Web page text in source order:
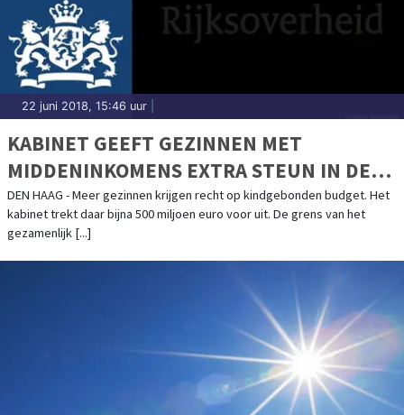
22 juni 2018, 15:46 uur
KABINET GEEFT GEZINNEN MET
MIDDENINKOMENS EXTRA STEUN IN DE
RUG
DEN HAAG - Meer gezinnen krijgen recht op kindgebonden budget. Het
kabinet trekt daar bijna 500 miljoen euro voor uit. De grens van het
gezamenlijk [...]